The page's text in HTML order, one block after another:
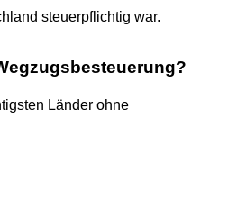
steuerpflichtig war.
Länder ohne